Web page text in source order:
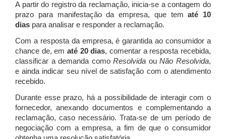
A partir do registro da reclamação, inicia-se a contagem do
prazo para manifestação da empresa, que tematé 10
dias para analisar e responder a reclamação.
Com a resposta da empresa, é garantida ao consumidor a
chance de, em até 20 dias, comentar a resposta recebida,
classificar a demanda comoResolvida ouNão Resolvida,
e ainda indicar seu nível de satisfação com o atendimento
recebido.
Durante esse prazo, há a possibilidade de interagir com o
fornecedor, anexando documentos e complementando a
reclamação, caso necessário.Trata-se de um período de
negociação com a empresa, a fim de que o consumidor